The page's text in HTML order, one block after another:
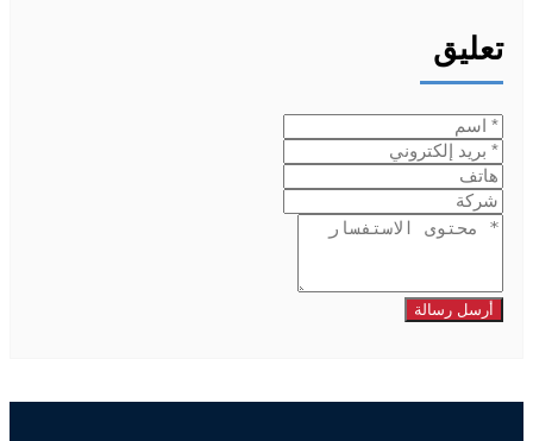
تعليق
أرسل رسالة